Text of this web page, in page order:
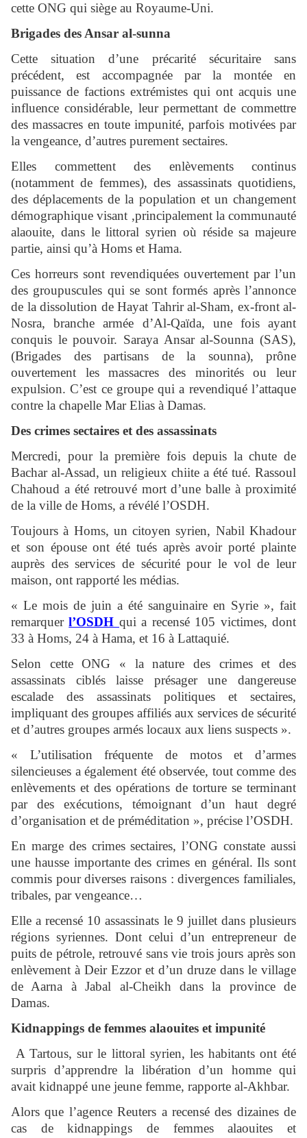
cette ONG qui siège au Royaume-Uni.
Brigades des Ansar al-sunna
Cette situation d’une précarité sécuritaire sans
précédent, est accompagnée par la montée en
puissance de factions extrémistes qui ont acquis une
influence considérable, leur permettant de commettre
des massacres en toute impunité, parfois motivées par
la vengeance, d’autres purement sectaires.
Elles commettent des enlèvements continus
(notamment de femmes), des assassinats quotidiens,
des déplacements de la population et un changement
démographique visant ,principalement la communauté
alaouite, dans le littoral syrien où réside sa majeure
partie, ainsi qu’à Homs et Hama.
Ces horreurs sont revendiquées ouvertement par l’un
des groupuscules qui se sont formés après l’annonce
de la dissolution de Hayat Tahrir al-Sham, ex-front al-
Nosra, branche armée d’Al-Qaïda, une fois ayant
conquis le pouvoir. Saraya Ansar al-Sounna (SAS),
(Brigades des partisans de la sounna), prône
ouvertement les massacres des minorités ou leur
expulsion. C’est ce groupe qui a revendiqué l’attaque
contre la chapelle Mar Elias à Damas.
Des crimes sectaires et des assassinats
Mercredi, pour la première fois depuis la chute de
Bachar al-Assad, un religieux chiite a été tué. Rassoul
Chahoud a été retrouvé mort d’une balle à proximité
de la ville de Homs, a révélé l’OSDH.
Toujours à Homs, un citoyen syrien, Nabil Khadour
et son épouse ont été tués après avoir porté plainte
auprès des services de sécurité pour le vol de leur
maison, ont rapporté les médias.
« Le mois de juin a été sanguinaire en Syrie », fait
remarquerl’OSDH qui a recensé 105 victimes, dont
33 à Homs, 24 à Hama, et 16 à Lattaquié.
Selon cette ONG « la nature des crimes et des
assassinats ciblés laisse présager une dangereuse
escalade des assassinats politiques et sectaires,
impliquant des groupes affiliés aux services de sécurité
et d’autres groupes armés locaux aux liens suspects ».
« L’utilisation fréquente de motos et d’armes
silencieuses a également été observée, tout comme des
enlèvements et des opérations de torture se terminant
par des exécutions, témoignant d’un haut degré
d’organisation et de préméditation », précise l’OSDH.
En marge des crimes sectaires, l’ONG constate aussi
une hausse importante des crimes en général. Ils sont
commis pour diverses raisons : divergences familiales,
tribales, par vengeance…
Elle a recensé 10 assassinats le 9 juillet dans plusieurs
régions syriennes. Dont celui d’un entrepreneur de
puits de pétrole, retrouvé sans vie trois jours après son
enlèvement à Deir Ezzor et d’un druze dans le village
de Aarna à Jabal al-Cheikh dans la province de
Damas.
Kidnappings de femmes alaouites et impunité
A Tartous, sur le littoral syrien, les habitants ont été
surpris d’apprendre la libération d’un homme qui
avait kidnappé une jeune femme, rapporte al-Akhbar.
Alors que l’agence Reuters a recensé des dizaines de
cas de kidnappings de femmes alaouites et